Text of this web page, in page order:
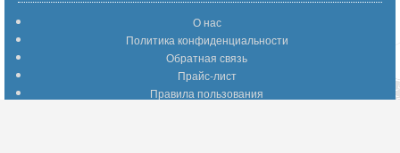
О нас
Политика конфиденциальности
Обратная связь
Прайс-лист
Правила пользования